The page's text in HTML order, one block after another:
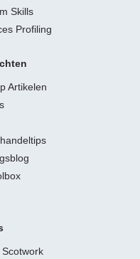
Skills
Profiling
Artikelen